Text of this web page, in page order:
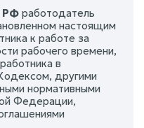
РФ работодатель
настоящим
к работе за
рабочего времени,
в
другими
нормативными
Федерации,